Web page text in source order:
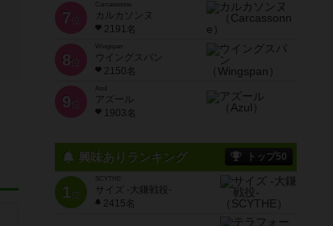
7 位
Carcassonne
カルカソンヌ
2191名
8 位
Wingspan
ウイングスパン
2150名
9 位
Azul
アズール
1903名
興味ありランキング トップ50
1位
SCYTHE
サイズ -大鎌戦役-
2415名